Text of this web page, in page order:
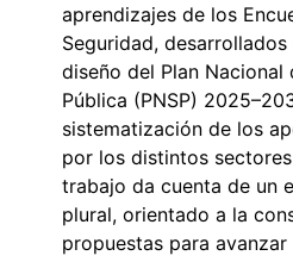
aprendizajes de los
Seguridad,
diseño del Plan Nacional
Pública (PNSP)
sistematización de los
por los distintos
trabajo da cuenta de un
plural, orientado a la
propuestas para